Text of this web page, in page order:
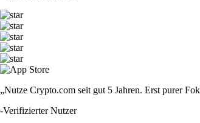
„Nutze Crypto.com seit gut 5 Jahren. Erst purer
-Verifizierter Nutzer